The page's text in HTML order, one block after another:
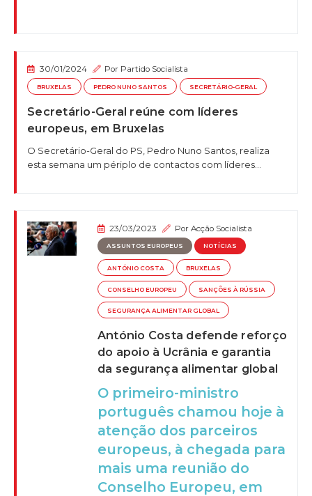
30/01/2024 Por Partido Socialista
BRUXELAS PEDRO NUNO SANTOS SECRETÁRIO-GERAL
Secretário-Geral reúne com líderes
europeus, em Bruxelas
O Secretário-Geral do PS, Pedro Nuno Santos, realiza
esta semana um périplo de contactos com líderes...
23/03/2023 PorAcção Socialista
ASSUNTOS EUROPEUS NOTÍCIAS
ANTÓNIO COSTA BRUXELAS
CONSELHO EUROPEU SANÇÕES À RÚSSIA
SEGURANÇA ALIMENTAR GLOBAL
António Costa defende reforço
do apoio à Ucrânia e garantia
da segurança alimentar global
O primeiro-ministro
português chamou hoje à
atenção dos parceiros
europeus, à chegada para
mais uma reunião do
Conselho Europeu, em